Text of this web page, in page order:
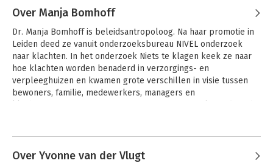
Over Manja Bomhoff
Dr. Manja Bomhoff is beleidsantropoloog. Na haar promotie in
Leiden deed ze vanuit onderzoeksbureau NIVEL onderzoek
naar klachten. In het onderzoek Niets te klagen keek ze naar
hoe klachten worden benaderd in verzorgings- en
verpleeghuizen en kwamen grote verschillen in visie tussen
bewoners, familie, medewerkers, managers en
Manja was als onderzoeker en als commissielid betrokken bij
Over Yvonne van der Vlugt